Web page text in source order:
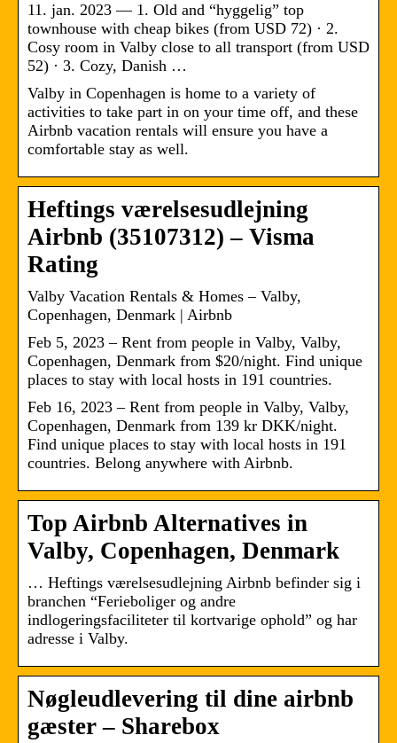
11. jan. 2023 — 1. Old and “hyggelig” top
townhouse with cheap bikes (from USD 72) · 2.
Cosy room in Valby close to all transport (from USD
52) · 3. Cozy, Danish …
Valby in Copenhagen is home to a variety of
activities to take part in on your time off, and these
Airbnb vacation rentals will ensure you have a
comfortable stay as well.
Heftings værelsesudlejning
Airbnb (35107312) – Visma
Rating
Valby Vacation Rentals & Homes – Valby,
Copenhagen, Denmark | Airbnb
Feb 5, 2023 – Rent from people in Valby, Valby,
Copenhagen, Denmark from $20/night. Find unique
places to stay with local hosts in 191 countries.
Feb 16, 2023 – Rent from people in Valby, Valby,
Copenhagen, Denmark from 139 kr DKK/night.
Find unique places to stay with local hosts in 191
countries. Belong anywhere with Airbnb.
Top Airbnb Alternatives in
Valby, Copenhagen, Denmark
… Heftings værelsesudlejning Airbnb befinder sig i
branchen “Ferieboliger og andre
indlogeringsfaciliteter til kortvarige ophold” og har
adresse i Valby.
Nøgleudlevering til dine airbnb
gæster – Sharebox